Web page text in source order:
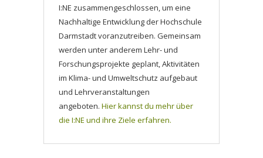
I:NE zusammengeschlossen, um eine
Nachhaltige Entwicklung der Hochschule
Darmstadt voranzutreiben. Gemeinsam
werden unter anderem Lehr- und
Forschungsprojekte geplant, Aktivitäten
im Klima- und Umweltschutz aufgebaut
und Lehrveranstaltungen
angeboten. Hier kannst du mehr über
die I:NE und ihre Ziele erfahren.